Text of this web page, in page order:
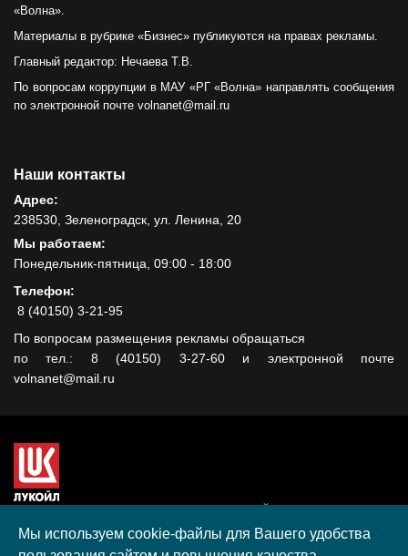
«Волна».
Материалы в рубрике «Бизнес» публикуются на правах рекламы.
Главный редактор: Нечаева Т.В.
По вопросам коррупции в МАУ «РГ «Волна» направлять сообщения
по электронной почте volnanet@mail.ru
Наши контакты
Адрес:
238530, Зеленоградск, ул. Ленина, 20
Мы работаем:
Понедельник-пятница, 09:00 - 18:00
Телефон:
8 (40150) 3-21-95
По вопросам размещения рекламы обращаться
по тел.: 8 (40150) 3-27-60 и электронной почте
volnanet@mail.ru
гранта, полученного в рамках XIII Конкурса социальных и
культурных проектов ПАО "ЛУКОЙЛ" на территории
Мы используем cookie-файлы для Вашего удобства